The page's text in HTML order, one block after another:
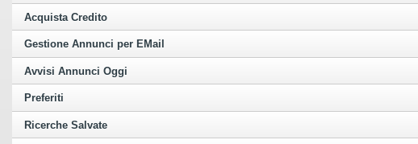
Acquista Credito
Gestione Annunci per EMail
Avvisi Annunci Oggi
Preferiti
Ricerche Salvate